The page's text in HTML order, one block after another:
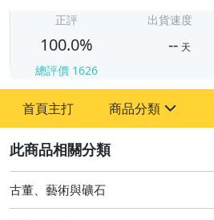
正評
100.0%
總評價 1626
出貨速度
-- 天
首頁主打 商品分類
圖書/影音/文具
成人專區
古董、藝術與礦石